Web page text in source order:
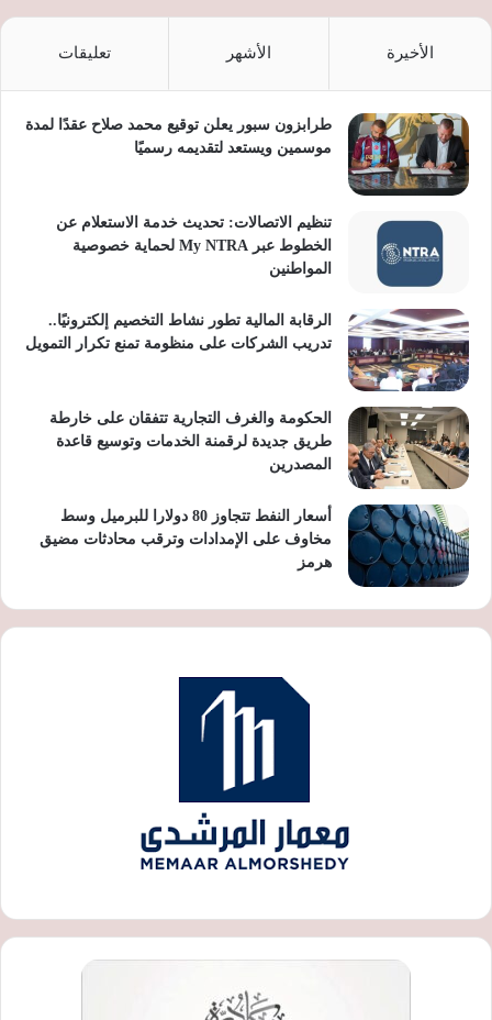
الأخيرة الأشهر تعليقات
طرابزون سبور يعلن توقيع محمد صلاح عقدًا لمدة
موسمين ويستعد لتقديمه رسميًا
تنظيم الاتصالات: تحديث خدمة الاستعلام عن
الخطوط عبر My NTRA لحماية خصوصية
المواطنين
الرقابة المالية تطور نشاط التخصيم إلكترونيًا..
تدريب الشركات على منظومة تمنع تكرار التمويل
الحكومة والغرف التجارية تتفقان على خارطة
طريق جديدة لرقمنة الخدمات وتوسيع قاعدة
المصدرين
أسعار النفط تتجاوز 80 دولارا للبرميل وسط
مخاوف على الإمدادات وترقب محادثات مضيق
هرمز